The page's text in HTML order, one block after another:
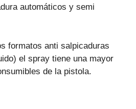
automáticos y semi
formatos anti salpicaduras
el spray tiene una mayor
de la pistola.